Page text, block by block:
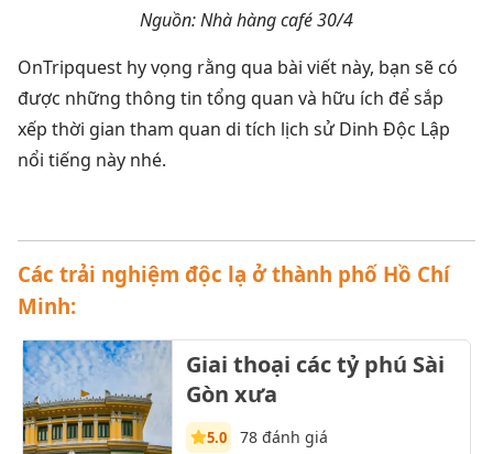
Nguồn: Nhà hàng café 30/4
OnTripquest hy vọng rằng qua bài viết này, bạn sẽ có
được những thông tin tổng quan và hữu ích để sắp
xếp thời gian tham quan di tích lịch sử Dinh Độc Lập
nổi tiếng này nhé.
Các trải nghiệm độc lạ ở thành phố Hồ Chí
Minh:
Giai thoại các tỷ phú Sài
Gòn xưa
5.0 78 đánh giá